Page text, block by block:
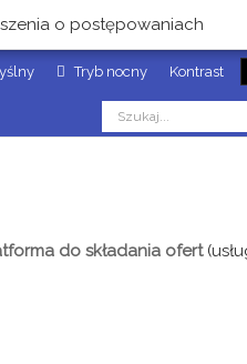
Tryb nocny Kontrast
o postępowaniach
do składania ofert